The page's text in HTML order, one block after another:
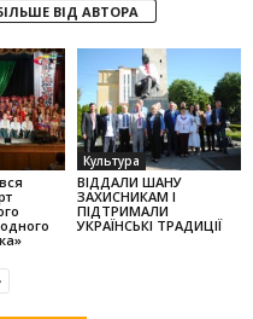
ВІД АВТОРА
Культура
ВІДДАЛИ ШАНУ
ЗАХИСНИКАМ І
ПІДТРИМАЛИ
УКРАЇНСЬКІ ТРАДИЦІЇ